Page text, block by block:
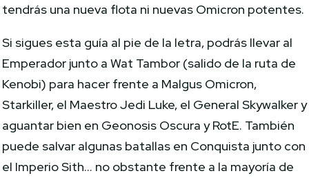
tendrás una nueva flota ni nuevas Omicron potentes.
Si sigues esta guía al pie de la letra, podrás llevar al
Emperador junto a Wat Tambor (salido de la ruta de
Kenobi) para hacer frente a Malgus Omicron,
Starkiller, el Maestro Jedi Luke, el General Skywalker y
aguantar bien en Geonosis Oscura y RotE. También
puede salvar algunas batallas en Conquista junto con
el Imperio Sith… no obstante frente a la mayoría de